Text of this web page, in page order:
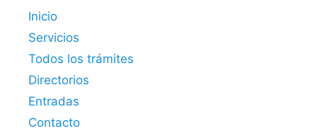
Inicio
Servicios
Todos los trámites
Directorios
Entradas
Contacto